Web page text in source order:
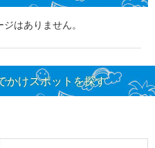
はありません。
かけスポットを探す